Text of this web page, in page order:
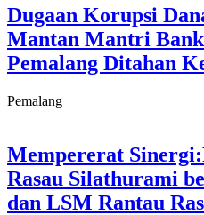
Dugaan Korupsi
Mantan Mantri
Pemalang Ditahan
Pemalang
Mempererat
Rasau Silathurami
dan LSM Rantau